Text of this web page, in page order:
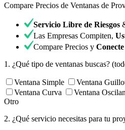
Compare Precios de Ventanas de
Servicio Libre de Riesgos
Las Empresas Compiten,
Compare Precios y
1. ¿Qué tipo de ventanas buscas?
Ventana Simple Ventana
Ventana Curva
Ventana
Otro
2. ¿Qué servicio necesitas para tu